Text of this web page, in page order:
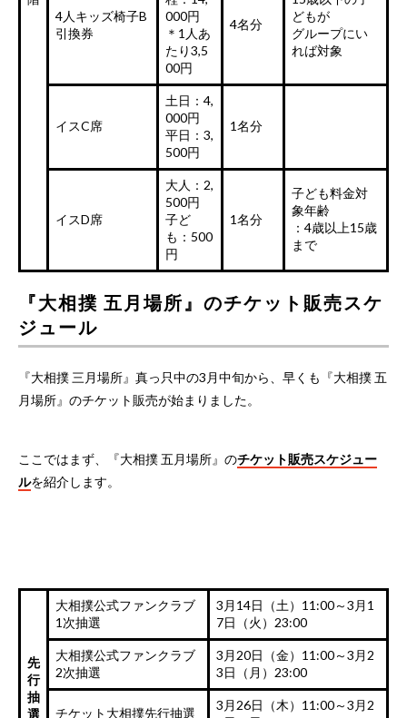
4人キッズ椅子B
引換券
000円
＊1人あ
たり3,5
00円
4名分
どもが
グループにい
れば対象
イスC席
土日：4,
000円
平日：3,
500円
1名分
イスD席
大人：2,
500円
子ど
も：500
円
1名分
子ども料金対
象年齢
：4歳以上15歳
まで
『大相撲 五月場所』のチケット販売スケ
ジュール
『大相撲 三月場所』真っ只中の3月中旬から、早くも『大相撲 五
月場所』のチケット販売が始まりました。
ここではまず、『大相撲 五月場所』のチケット販売スケジュー
ルを紹介します。
先
行
抽
選
大相撲公式ファンクラブ
1次抽選
3月14日（土）11:00～3月1
7日（火）23:00
大相撲公式ファンクラブ
2次抽選
3月20日（金）11:00～3月2
3日（月）23:00
チケット大相撲先行抽選
3月26日（木）11:00～3月2